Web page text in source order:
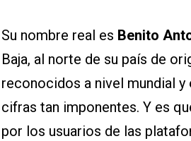
Su nombre real es Benito
Baja, al norte de su país de
reconocidos a nivel mundial y
cifras tan imponentes. Y es
por los usuarios de las